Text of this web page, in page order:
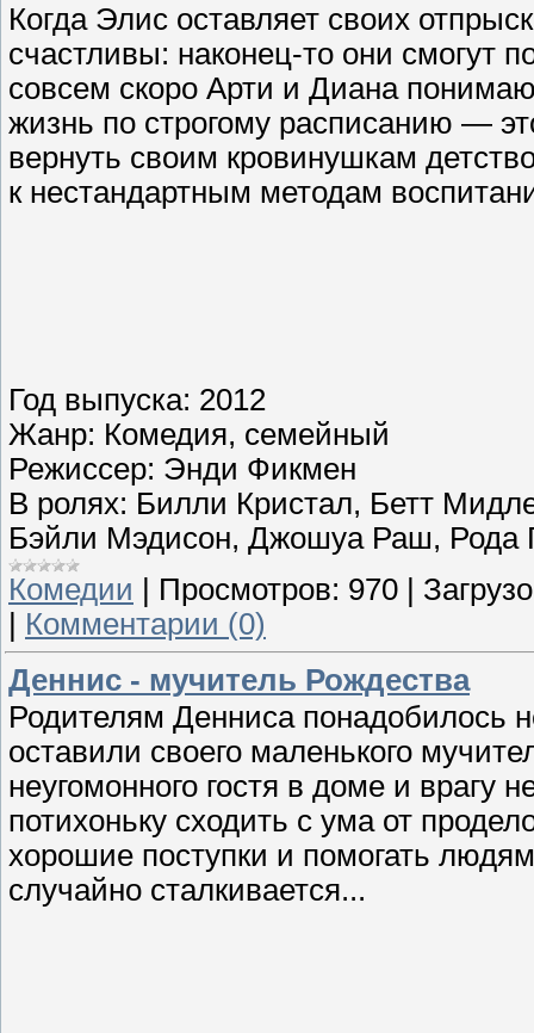
Когда Элис оставляет своих
счастливы: наконец-то они смогут
совсем скоро Арти и Диана
жизнь по строгому расписанию —
вернуть своим кровинушкам
к нестандартным методам
Год выпуска: 2012
Жанр: Комедия, семейный
Режиссер: Энди Фикмен
В ролях: Билли Кристал, Бетт
Бэйли Мэдисон, Джошуа Раш, Рода
Комедии | Просмотров: 970 |
| Комментарии (0)
Деннис - мучитель Рождества
Родителям Денниса понадобилось
оставили своего маленького
неугомонного гостя в доме и
потихоньку сходить с ума от
хорошие поступки и помогать
случайно сталкивается...